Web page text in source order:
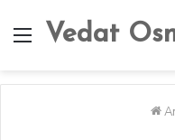
Menü
Vedat